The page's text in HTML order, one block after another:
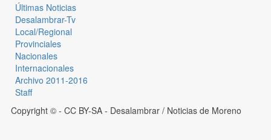
Últimas Noticias
Desalambrar-Tv
Local/Regional
Provinciales
Nacionales
Internacionales
Archivo 2011-2016
Staff
Copyright © - CC BY-SA - Desalambrar / Noticias de Moreno